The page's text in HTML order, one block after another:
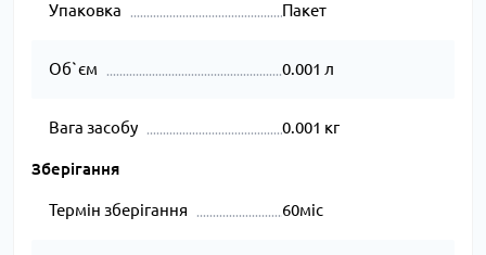
Упаковка Пакет
Об`єм 0.001 л
Вага засобу 0.001 кг
Зберігання
Термін зберігання 60міс